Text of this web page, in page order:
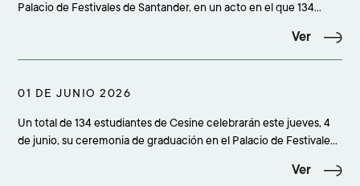
Palacio de Festivales de Santander, en un acto en el que 134
más de 500 personas entre alumnado, familiares, amigos,
profesorado, equipo académico, staff y rep
Ver
01 DE JUNIO 2026
Un total de 134 estudiantes de Cesine celebrarán este jueves, 4
de junio, su ceremonia de graduación en el Palacio de Festivales
reunirá a más de 500 personas entre alumnado, familiares,
Ver